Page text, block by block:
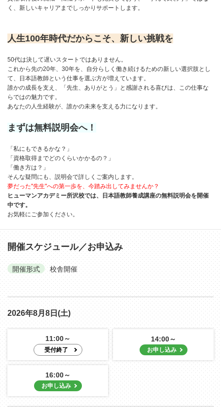
く、新しいキャリアまでしっかりサポートします。
人生100年時代だからこそ、新しい挑戦を
50代は決して遅いスタートではありません。
これから先の20年、30年を、自分らしく働き続けるための新しい選択肢とし
て、日本語教師という仕事を選ぶ方が増えています。
誰かの成長を支え、「先生、ありがとう」と感謝される喜びは、この仕事な
らではの魅力です。
あなたの人生経験が、誰かの未来を支える力になります。
まずは無料説明会へ！
「私にもできるかな？」
「資格取得までどのくらいかかるの？」
「働き方は？」
そんな疑問にも、説明会で詳しくご案内します。
夢だった"先生"への第一歩を、今踏み出してみませんか？
ヒューマンアカデミー所沢校では、日本語教師養成講座の無料説明会を開催
中です。
お気軽にご参加ください。
開催スケジュール／お申込み
開催形式 校舎開催
2026年8月8日(土)
11:00～ 14:00～
16:00～